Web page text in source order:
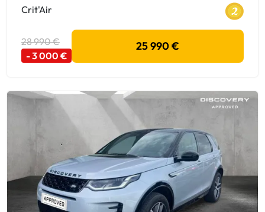
Crit'Air
28 990 €
- 3 000 €
25 990 €